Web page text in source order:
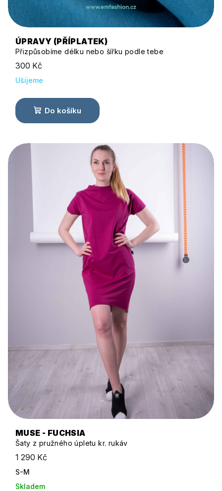
ÚPRAVY (PŘÍPLATEK)
Přizpůsobíme délku nebo šířku podle tebe
300 Kč
Ušijeme
Do košíku
MUSE - FUCHSIA
Šaty z pružného úpletu kr. rukáv
1 290 Kč
S-M
Skladem